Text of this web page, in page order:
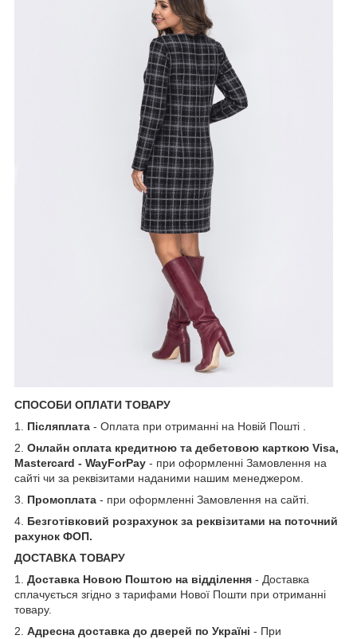
СПОСОБИ ОПЛАТИ ТОВАРУ
1. Післяплата - Оплата при отриманні на Новій Пошті .
2. Онлайн оплата кредитною та дебетовою карткою Visa,
Mastercard - WayForPay - при оформленні Замовлення на
сайті чи за реквізитами наданими нашим менеджером.
3. Промоплата - при оформленні Замовлення на сайті.
4. Безготівковий розрахунок за реквізитами на поточний
рахунок ФОП.
ДОСТАВКА ТОВАРУ
1.
Доставка Новою Поштою на відділення - Доставка
сплачується згідно з тарифами Нової Пошти при отриманні
товару.
2. Адресна доставка до дверей по Україні - При